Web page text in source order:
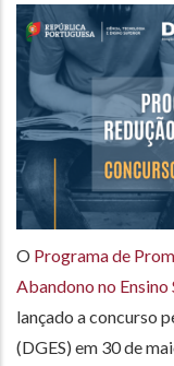
O Programa de
Abandono no
lançado a concurso
(DGES) em 30 de